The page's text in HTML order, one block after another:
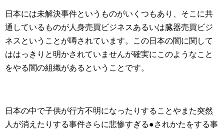
日本には未解決事件というものがいくつもあり、そこに共
通しているものが人身売買ビジネスあるいは臓器売買ビジ
ネスということが噂されています。この日本の闇に関して
ははっきりと明かされていませんが確実にこのようなこと
をやる闇の組織があるということです。
日本の中で子供が行方不明になったりすることやまた突然
人が消えたりする事件さらに悲惨すぎる●されかたをする事